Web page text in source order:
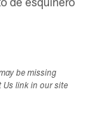
be missing
Us link in our site